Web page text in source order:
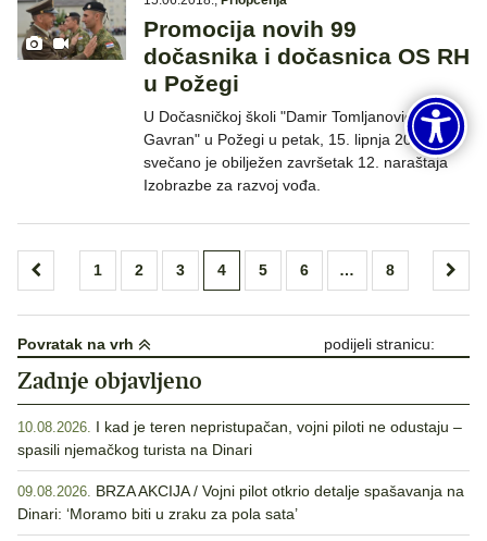
Promocija novih 99
dočasnika i dočasnica OS RH
u Požegi
U Dočasničkoj školi "Damir Tomljanović
Gavran" u Požegi u petak, 15. lipnja 2018.
svečano je obilježen završetak 12. naraštaja
Izobrazbe za razvoj vođa.
Brojevi
objava
1 2 3 4 5 6 … 8
Povratak na vrh podijeli stranicu:
Zadnje objavljeno
10.08.2026. I kad je teren nepristupačan, vojni piloti ne odustaju –
spasili njemačkog turista na Dinari
09.08.2026. BRZA AKCIJA / Vojni pilot otkrio detalje spašavanja na
Dinari: ‘Moramo biti u zraku za pola sata’